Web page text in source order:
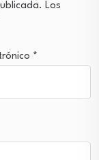
Los
*